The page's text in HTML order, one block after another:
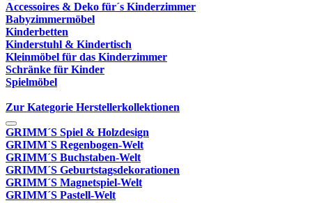
Accessoires & Deko für´s Kinderzimmer
Babyzimmermöbel
Kinderbetten
Kinderstuhl & Kindertisch
Kleinmöbel für das Kinderzimmer
Schränke für Kinder
Spielmöbel
Zur Kategorie Herstellerkollektionen
GRIMM´S Spiel & Holzdesign
GRIMM`S Regenbogen-Welt
GRIMM´S Buchstaben-Welt
GRIMM´S Geburtstagsdekorationen
GRIMM´S Magnetspiel-Welt
GRIMM´S Pastell-Welt